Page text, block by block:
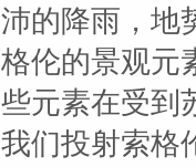
沛的降雨，地
格伦的景观元
些元素在受到
我们投射索格